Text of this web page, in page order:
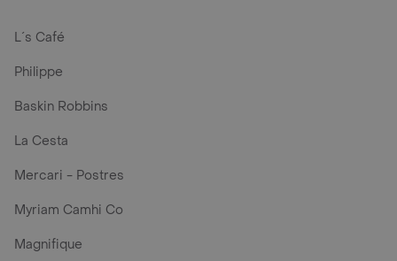
L´s Café
Philippe
Baskin Robbins
La Cesta
Mercari - Postres
Myriam Camhi Co
Magnifique